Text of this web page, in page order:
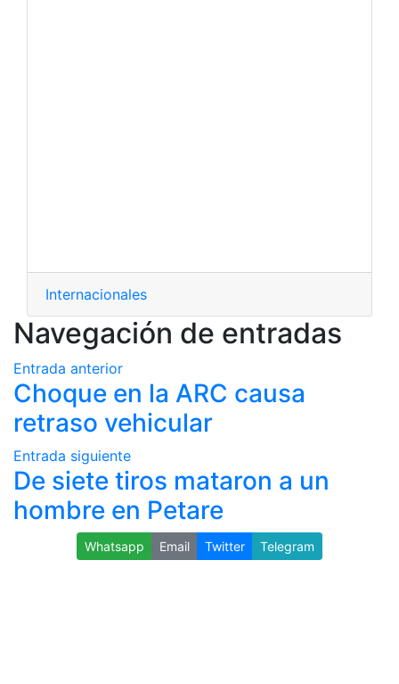
Internacionales
Navegación de entradas
Entrada anterior
Choque en la ARC causa
retraso vehicular
Entrada siguiente
De siete tiros mataron a un
hombre en Petare
Whatsapp Email Twitter Telegram